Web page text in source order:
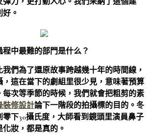
。
中最難的部門是什么？
我們為了還原故事跨越幾十年的時間線，
這在當下的劇組里很少見，意味著預算
次等季節的時候，我們就會把粗剪的素
裝修設計論下一階段的拍攝標的目的。冬
下30攝氏度，大師看到鏡頭里演員鼻子
妝，都是真的。